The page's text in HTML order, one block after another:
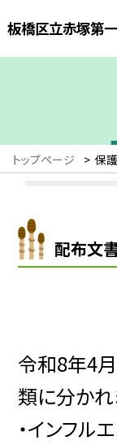
板橋区立赤塚第
トップページ > 保
配布文書
令和8年4
類に分かれ
・インフル